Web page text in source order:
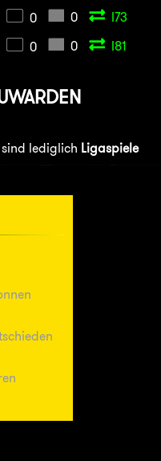
0 0
I73
0 0 I81
lediglich Ligaspiele